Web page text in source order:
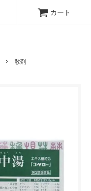
カート
散剤